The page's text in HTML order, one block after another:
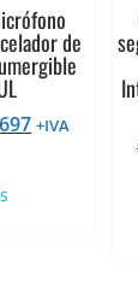
de
El+IVA